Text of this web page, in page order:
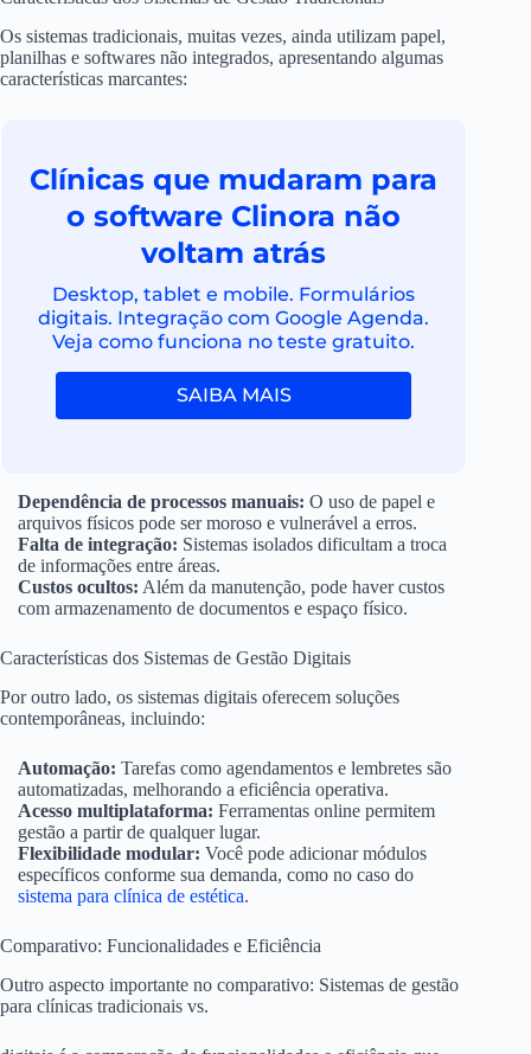
Os sistemas tradicionais, muitas vezes, ainda utilizam papel,
planilhas e softwares não integrados, apresentando algumas
características marcantes:
Clínicas que mudaram para
o software Clinora não
voltam atrás
Desktop, tablet e mobile. Formulários
digitais. Integração com Google Agenda.
Veja como funciona no teste gratuito.
SAIBA MAIS
Dependência de processos manuais: O uso de papel e
arquivos físicos pode ser moroso e vulnerável a erros.
Falta de integração: Sistemas isolados dificultam a troca
de informações entre áreas.
Custos ocultos: Além da manutenção, pode haver custos
com armazenamento de documentos e espaço físico.
Características dos Sistemas de Gestão Digitais
Por outro lado, os sistemas digitais oferecem soluções
contemporâneas, incluindo:
Automação: Tarefas como agendamentos e lembretes são
automatizadas, melhorando a eficiência operativa.
Acesso multiplataforma: Ferramentas online permitem
gestão a partir de qualquer lugar.
Flexibilidade modular: Você pode adicionar módulos
específicos conforme sua demanda, como no caso do
sistema para clínica de estética.
Comparativo: Funcionalidades e Eficiência
Outro aspecto importante no comparativo: Sistemas de gestão
para clínicas tradicionais vs.